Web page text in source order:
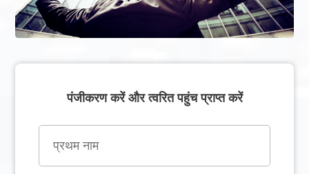
पंजीकरण करें और त्वरित पहुंच प्राप्त करें